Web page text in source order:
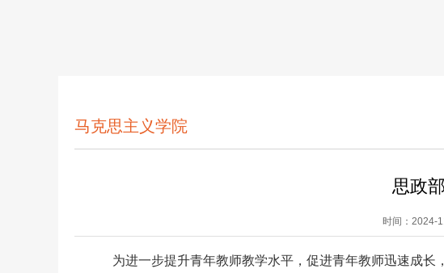
马克思主义学院
思政
时间：2024-
为进一步提升青年教师教学水平，促进青年教师迅速成